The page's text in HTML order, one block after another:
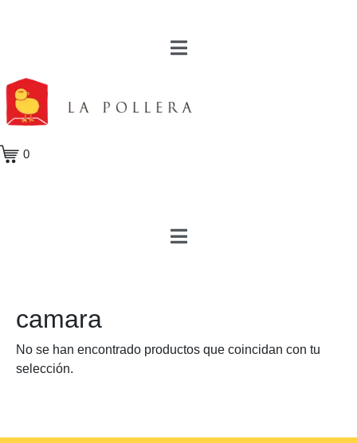
0
camara
No se han encontrado productos que coincidan con tu
selección.